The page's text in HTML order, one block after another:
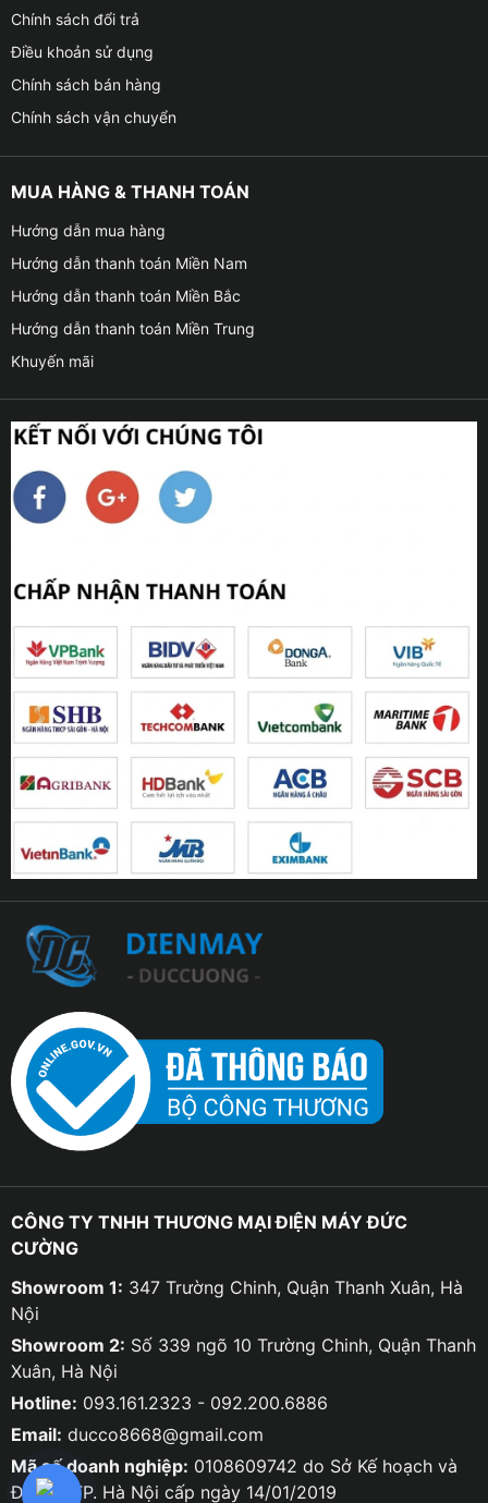
Chính sách đổi trả
Điều khoản sử dụng
Chính sách bán hàng
Chính sách vận chuyển
MUA HÀNG & THANH TOÁN
Hướng dẫn mua hàng
Hướng dẫn thanh toán Miền Nam
Hướng dẫn thanh toán Miền Bắc
Hướng dẫn thanh toán Miền Trung
Khuyến mãi
CÔNG TY TNHH THƯƠNG MẠI ĐIỆN MÁY ĐỨC
CƯỜNG
Showroom 1: 347 Trường Chinh, Quận Thanh Xuân, Hà
Nội
Showroom 2: Số 339 ngõ 10 Trường Chinh, Quận Thanh
Xuân, Hà Nội
Hotline: 093.161.2323 - 092.200.6886
Email: ducco8668@gmail.com
Mã số doanh nghiệp: 0108609742 do Sở Kế hoạch và
Đầu tư TP. Hà Nội cấp ngày 14/01/2019